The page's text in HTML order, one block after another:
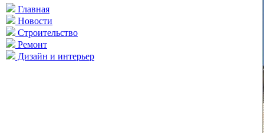
Главная
Новости
Строительство
Ремонт
Дизайн и интерьер